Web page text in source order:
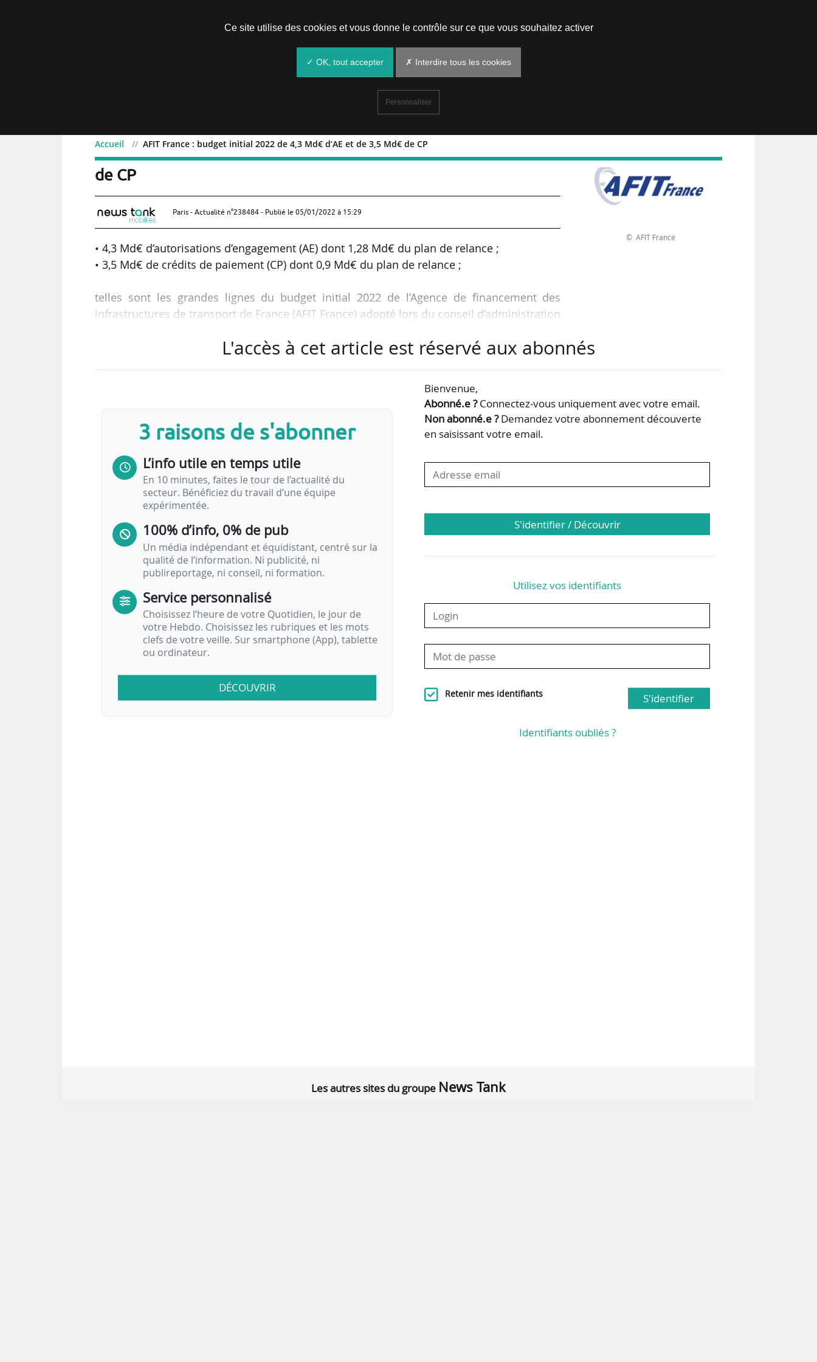
Accueil AFIT France : budget initial 2022 de 4,3 Md€ d’AE et de 3,5 Md€ de CP
AFIT France : budget initial 2022 de 4,3 Md€ d’AE et de 3,5 Md€
de CP
Paris - Actualité n°238484 - Publié le 05/01/2022 à 15:29
• 4,3 Md€ d’autorisations d’engagement (AE) dont 1,28 Md€ du plan de relance ;
• 3,5 Md€ de crédits de paiement (CP) dont 0,9 Md€ du plan de relance ;
telles sont les grandes lignes du budget initial 2022 de l’Agence de financement des
infrastructures de transport de France (AFIT France) adopté lors du conseil d’administration
Un budget 2022 dopé par le plan de relance
Ce budget 2022 s’inscrit dans le respect des principes suivants :
la trajectoire de laLOM;
la mise en œuvre du plan de relance ;
© AFIT France
L'accès à cet article est réservé aux abonnés
3 raisons de s'abonner
L’info utile en temps utile
En 10 minutes, faites le tour de l’actualité du
secteur. Bénéficiez du travail d’une équipe
expérimentée.
100% d’info, 0% de pub
Un média indépendant et équidistant, centré sur la
qualité de l’information. Ni publicité, ni
publireportage, ni conseil, ni formation.
Service personnalisé
Choisissez l‘heure de votre Quotidien, le jour de
votre Hebdo. Choisissez les rubriques et les mots
clefs de votre veille. Sur smartphone (App), tablette
ou ordinateur.
DÉCOUVRIR
Bienvenue,
Abonné.e ?Connectez-vous uniquement avec votre email.
Non abonné.e ?Demandez votre abonnement découverte
en saisissant votre email.
S'identifier / Découvrir
Utilisez vos identifiants
Retenir mes identifiants S'identifier
Identifiants oubliés ?
Les autres sites du groupe News Tank
Ce site utilise des cookies et vous donne le contrôle sur ce que vous souhaitez activer
✓ OK, tout accepter ✗ Interdire tous les cookies
Personnaliser